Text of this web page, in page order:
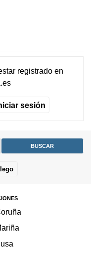
registradoen
sesión